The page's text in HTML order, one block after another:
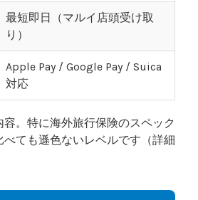
最短即日（マルイ店頭受け取
り）
Apple Pay / Google Pay / Suica
対応
。特に海外旅行保険のスペック
ても遜色ないレベルです（詳細